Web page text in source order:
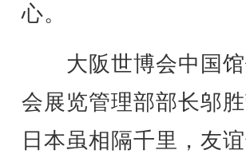
心。
大阪世博会中国馆
会展览管理部部长邬
日本虽相隔千里，友